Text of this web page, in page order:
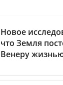
Новое
что Земля
Венеру